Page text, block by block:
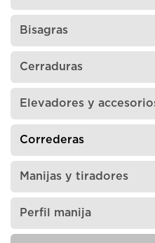
Bisagras
Cerraduras
Elevadores y
Correderas
Manijas y tiradores
Perfil manija